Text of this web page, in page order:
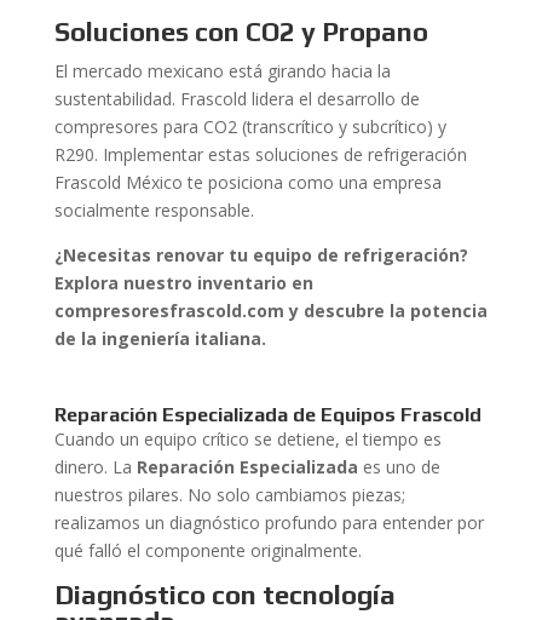
Soluciones con CO2 y Propano
El mercado mexicano está girando hacia la
sustentabilidad. Frascold lidera el desarrollo de
compresores para CO2 (transcrítico y subcrítico) y
R290. Implementar estas soluciones de refrigeración
Frascold México te posiciona como una empresa
socialmente responsable.
¿Necesitas renovar tu equipo de refrigeración?
Explora nuestro inventario en
compresoresfrascold.com y descubre la potencia
de la ingeniería italiana.
Reparación Especializada de Equipos Frascold
Cuando un equipo crítico se detiene, el tiempo es
dinero. La Reparación Especializada es uno de
nuestros pilares. No solo cambiamos piezas;
realizamos un diagnóstico profundo para entender por
qué falló el componente originalmente.
Diagnóstico con tecnología